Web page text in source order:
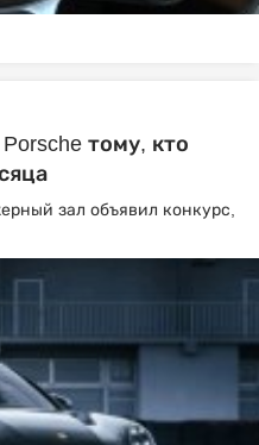
тому, кто
зал объявил конкурс,